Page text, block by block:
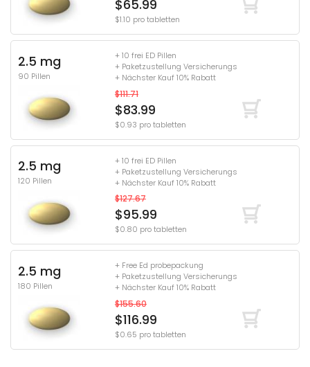
$65.99
$1.10 pro tabletten
2.5 mg
90 Pillen
+ 10 frei ED Pillen
+ Paketzustellung Versicherungs
+ Nächster Kauf 10% Rabatt
$111.71
$83.99
$0.93 pro tabletten
2.5 mg
120 Pillen
+ 10 frei ED Pillen
+ Paketzustellung Versicherungs
+ Nächster Kauf 10% Rabatt
$127.67
$95.99
$0.80 pro tabletten
2.5 mg
180 Pillen
+ Free Ed probepackung
+ Paketzustellung Versicherungs
+ Nächster Kauf 10% Rabatt
$155.60
$116.99
$0.65 pro tabletten